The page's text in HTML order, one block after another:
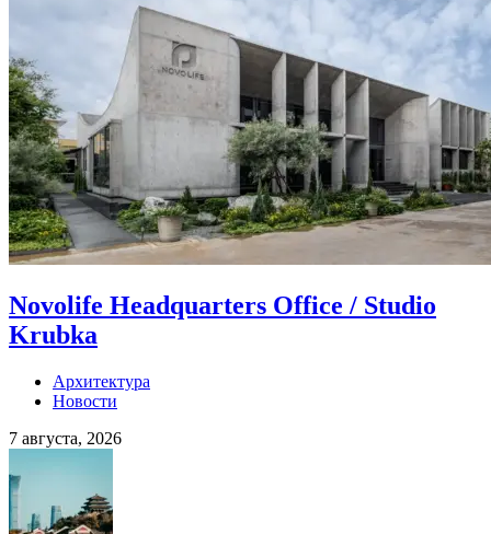
Novolife Headquarters Office / Studio
Krubka
Архитектура
Новости
7 августа, 2026